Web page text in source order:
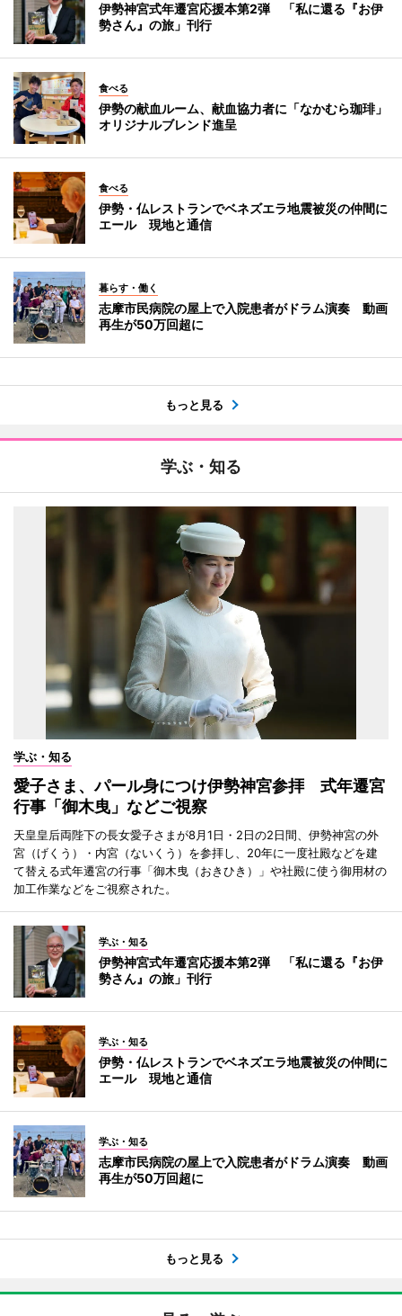
伊勢神宮式年遷宮応援本第2弾 「私に還る『お伊
勢さん』の旅」刊行
食べる
伊勢の献血ルーム、献血協力者に「なかむら珈琲」
オリジナルブレンド進呈
食べる
伊勢・仏レストランでベネズエラ地震被災の仲間に
エール 現地と通信
暮らす・働く
志摩市民病院の屋上で入院患者がドラム演奏 動画
再生が50万回超に
もっと見る
学ぶ・知る
学ぶ・知る
愛子さま、パール身につけ伊勢神宮参拝 式年遷宮
行事「御木曳」などご視察
天皇皇后両陛下の長女愛子さまが8月1日・2日の2日間、伊勢神宮の外
宮（げくう）・内宮（ないくう）を参拝し、20年に一度社殿などを建
て替える式年遷宮の行事「御木曳（おきひき）」や社殿に使う御用材の
加工作業などをご視察された。
学ぶ・知る
伊勢神宮式年遷宮応援本第2弾 「私に還る『お伊
勢さん』の旅」刊行
学ぶ・知る
伊勢・仏レストランでベネズエラ地震被災の仲間に
エール 現地と通信
学ぶ・知る
志摩市民病院の屋上で入院患者がドラム演奏 動画
再生が50万回超に
もっと見る